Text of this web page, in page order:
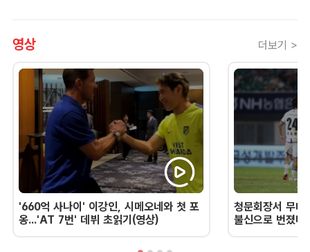
영상 더보기 >
'660억 사나이' 이강인, 시메오네와 첫 포
옹...'AT 7번' 데뷔 초읽기(영상)
청문회장서 무너
불신으로 번졌